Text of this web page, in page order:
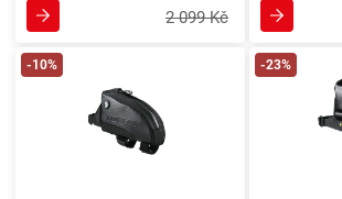
2 099 Kč
-10% -23%